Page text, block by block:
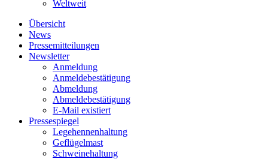
Weltweit
Übersicht
News
Pressemitteilungen
Newsletter
Anmeldung
Anmeldebestätigung
Abmeldung
Abmeldebestätigung
E-Mail existiert
Pressespiegel
Legehennenhaltung
Geflügelmast
Schweinehaltung